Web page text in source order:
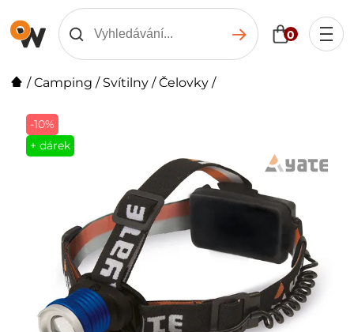
0
/Camping / Svítilny /Čelovky /
-10%
+ dárek